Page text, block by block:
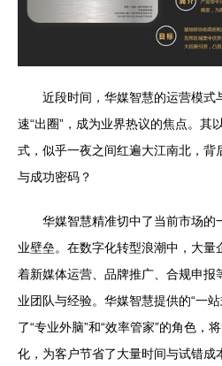
近段时间，华媒智慧的运营模式
速“出圈”，成为业界热议的焦点。其
式，似乎一夜之间红遍大江南北，背
与成功密码？
华媒智慧精准切中了当前市场的
业壁垒。在数字化转型浪潮中，大量
着新媒体运营、品牌推广、合规申报
业团队与经验。华媒智慧提供的“一
了“专业外脑”和“效率管家”的角色，
化，为客户节省了大量时间与试错成